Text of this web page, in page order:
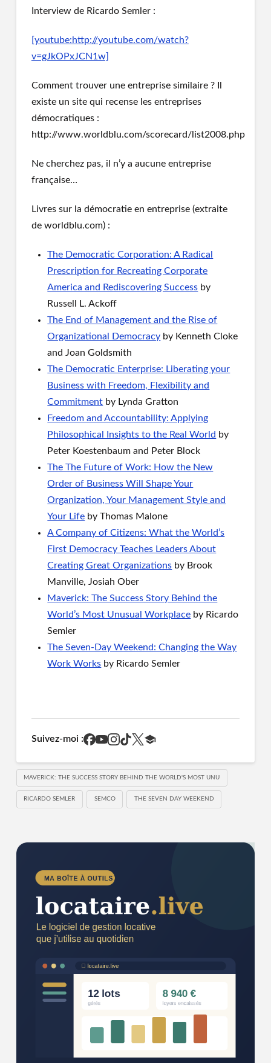
Interview de Ricardo Semler :
[youtube:http://youtube.com/watch?
v=gJkOPxJCN1w]
Comment trouver une entreprise similaire ? Il
existe un site qui recense les entreprises
démocratiques :
http://www.worldblu.com/scorecard/list2008.php
Ne cherchez pas, il n’y a aucune entreprise
française…
Livres sur la démocratie en entreprise (extraite
de worldblu.com) :
The Democratic Corporation: A Radical
Prescription for Recreating Corporate
America and Rediscovering Success by
Russell L. Ackoff
The End of Management and the Rise of
Organizational Democracy by Kenneth Cloke
and Joan Goldsmith
The Democratic Enterprise: Liberating your
Business with Freedom, Flexibility and
Commitment by Lynda Gratton
Freedom and Accountability: Applying
Philosophical Insights to the Real World by
Peter Koestenbaum and Peter Block
The The Future of Work: How the New
Order of Business Will Shape Your
Organization, Your Management Style and
Your Life by Thomas Malone
A Company of Citizens: What the World’s
First Democracy Teaches Leaders About
Creating Great Organizations by Brook
Manville, Josiah Ober
Maverick: The Success Story Behind the
World’s Most Unusual Workplace by Ricardo
Semler
The Seven-Day Weekend: Changing the Way
Work Works by Ricardo Semler
Suivez-moi :
MAVERICK: THE SUCCESS STORY BEHIND THE WORLD'S MOST UNU
RICARDO SEMLER SEMCO THE SEVEN DAY WEEKEND